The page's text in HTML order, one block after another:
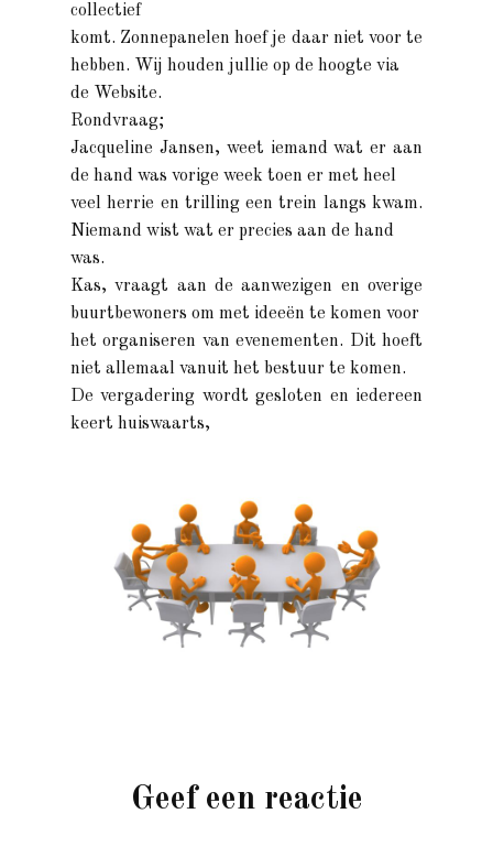
collectief
komt. Zonnepanelen hoef je daar niet voor te
hebben. Wij houden jullie op de hoogte via
de Website.
Rondvraag;
Jacqueline Jansen, weet iemand wat er aan
de hand was vorige week toen er met heel
veel herrie en trilling een trein langs kwam.
Niemand wist wat er precies aan de hand
was.
Kas, vraagt aan de aanwezigen en overige
buurtbewoners om met ideeën te komen voor
het organiseren van evenementen. Dit hoeft
niet allemaal vanuit het bestuur te komen.
De vergadering wordt gesloten en iedereen
keert huiswaarts,
Geef een reactie